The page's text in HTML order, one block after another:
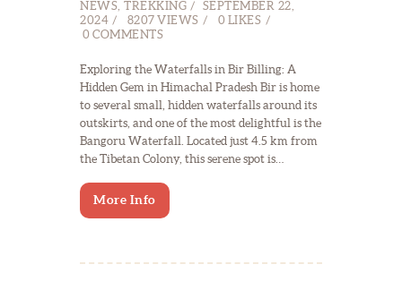
NEWS, TREKKING
SEPTEMBER 22,
2024
8207 VIEWS 0 LIKES
0 COMMENTS
Exploring the Waterfalls in Bir Billing: A
Hidden Gem in Himachal Pradesh Bir is home
to several small, hidden waterfalls around its
outskirts, and one of the most delightful is the
Bangoru Waterfall. Located just 4.5 km from
the Tibetan Colony, this serene spot is…
More Info